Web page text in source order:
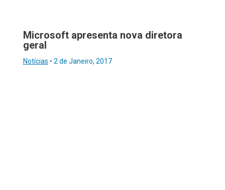
Microsoft apresenta nova diretora
geral
Notícias • 2 de Janeiro, 2017